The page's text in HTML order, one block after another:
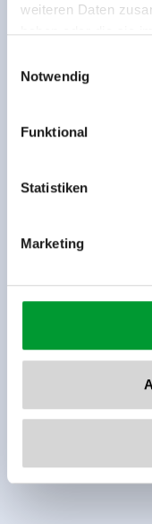
weiteren Daten
haben oder die sie
Rohr 23// A-6280 Zell
Notwendig
Funktional
Statistiken
Marketing